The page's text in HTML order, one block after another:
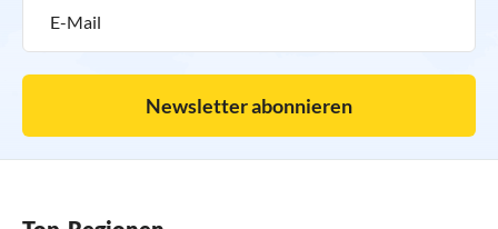
Newsletter abonnieren